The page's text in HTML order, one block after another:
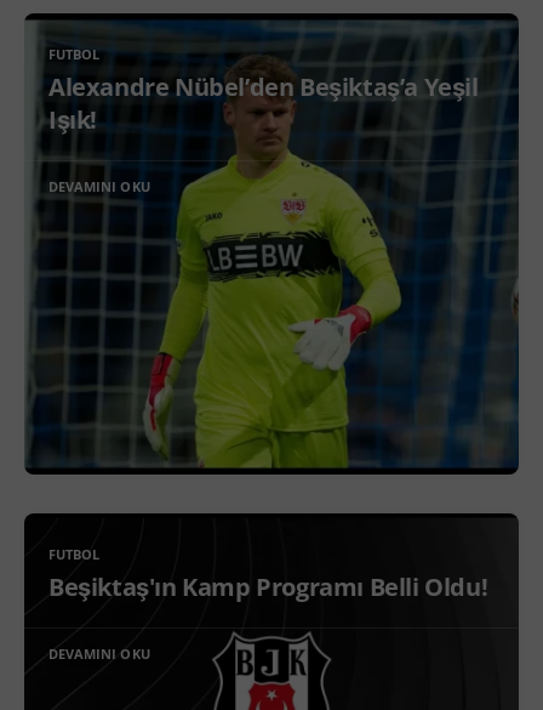
FUTBOL
Alexandre Nübel’den Beşiktaş’a Yeşil
Işık!
DEVAMINI OKU
FUTBOL
Beşiktaş'ın Kamp Programı Belli Oldu!
DEVAMINI OKU